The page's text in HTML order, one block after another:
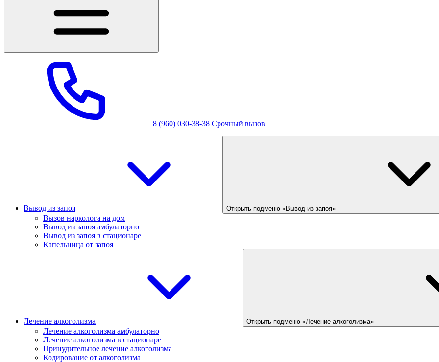
8 (960) 030-38-38 Срочный вызов
Вывод из запоя Открыть подменю «Вывод из запоя»
Вызов нарколога на дом
Вывод из запоя амбулаторно
Вывод из запоя в стационаре
Капельница от запоя
Лечение алкоголизма Открыть подменю «Лечение алкоголизма»
Лечение алкоголизма амбулаторно
Лечение алкоголизма в стационаре
Принудительное лечение алкоголизма
Кодирование от алкоголизма